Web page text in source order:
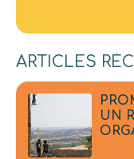
ARTICLES
UN